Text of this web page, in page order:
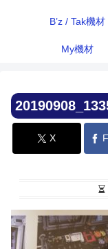
B’z / Tak機材
My機材
X